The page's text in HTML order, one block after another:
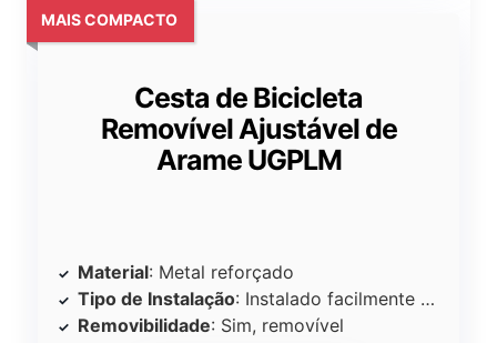
Cesta de Bicicleta
Removível Ajustável de
Arame UGPLM
MAIS COMPACTO
Material: Metal reforçado
Tipo de Instalação: Instalado facilmente no quadro da bicicleta
Removibilidade: Sim, removível